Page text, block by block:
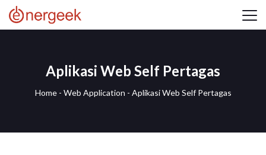
Aplikasi Web Self Pertagas
Home- Web Application - Aplikasi Web Self Pertagas